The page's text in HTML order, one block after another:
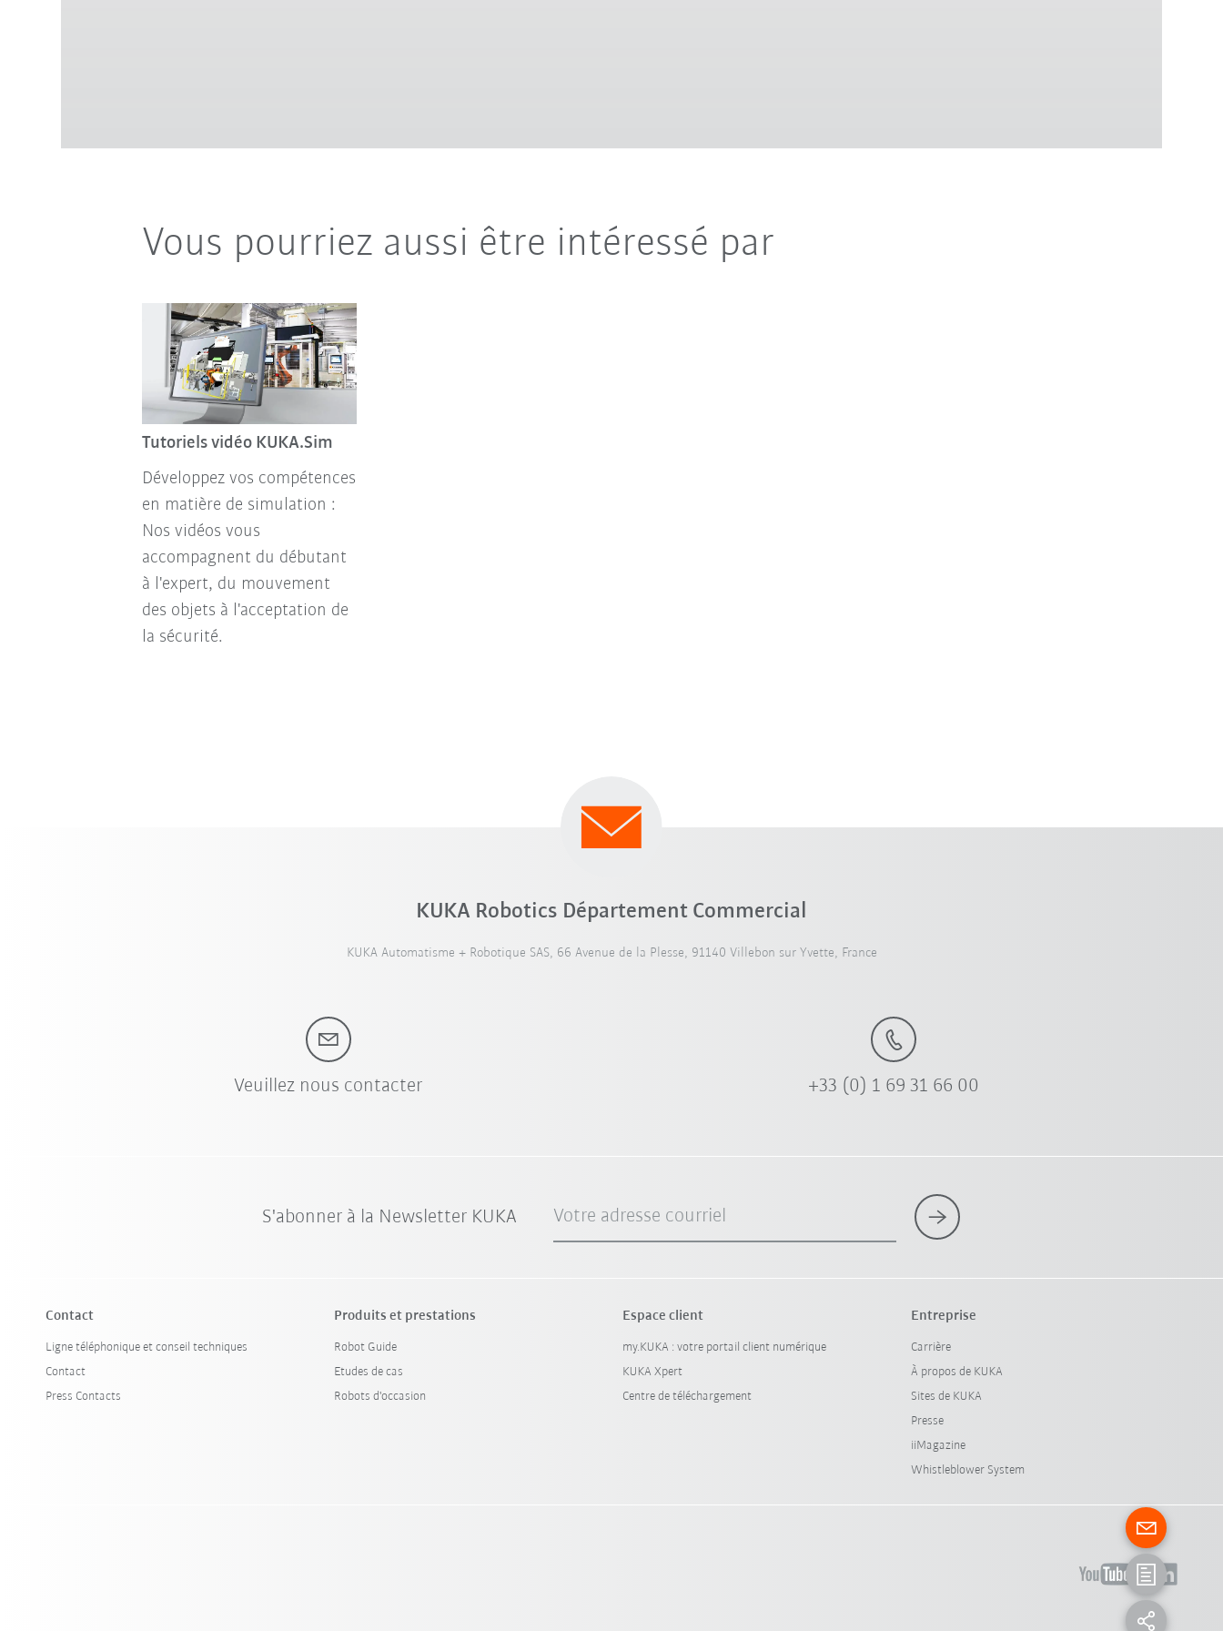
Vous pourriez aussi être intéressé par
Tutoriels vidéo KUKA.Sim
Développez vos compétences
en matière de simulation :
Nos vidéos vous
accompagnent du débutant
à l'expert, du mouvement
des objets à l'acceptation de
la sécurité.
KUKA Robotics Département Commercial
KUKA Automatisme + Robotique SAS, 66 Avenue de la Plesse, 91140 Villebon sur Yvette, France
Veuillez nous contacter +33 (0) 1 69 31 66 00
S'abonner à la Newsletter KUKA Votre adresse courriel
Contact
Ligne téléphonique et conseil techniques
Contact
Press Contacts
Produits et prestations
Robot Guide
Etudes de cas
Robots d'occasion
Espace client
my.KUKA : votre portail client numérique
KUKA Xpert
Centre de téléchargement
Entreprise
Carrière
À propos de KUKA
Sites de KUKA
Presse
iiMagazine
Whistleblower System